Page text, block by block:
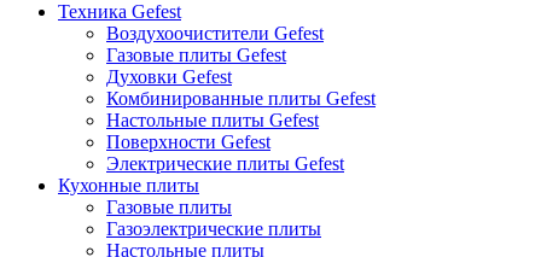
Техника Gefest
Воздухоочистители Gefest
Газовые плиты Gefest
Духовки Gefest
Комбинированные плиты Gefest
Настольные плиты Gefest
Поверхности Gefest
Электрические плиты Gefest
Кухонные плиты
Газовые плиты
Газоэлектрические плиты
Настольные плиты